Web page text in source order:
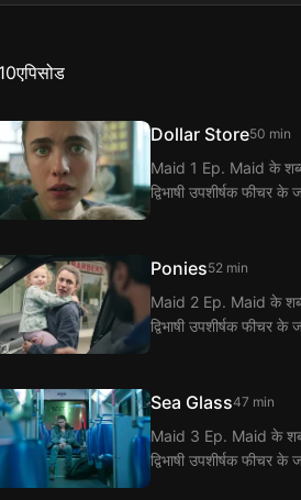
10एपिसोड
Dollar Store50 min
Maid 1 Ep. Maid के
द्विभाषी उपशीर्षक फीचर
Ponies52 min
Maid 2 Ep. Maid के
द्विभाषी उपशीर्षक फीचर
Sea Glass47 min
Maid 3 Ep. Maid के
द्विभाषी उपशीर्षक फीचर